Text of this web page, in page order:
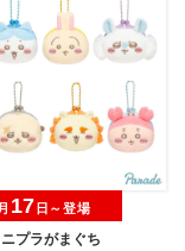
プラがまぐち
月 17 日～登場